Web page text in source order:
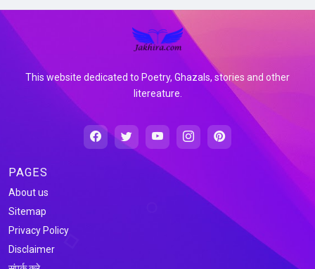
This website dedicated to Poetry, Ghazals, stories and other
litereature.
PAGES
About us
Sitemap
Privacy Policy
Disclaimer